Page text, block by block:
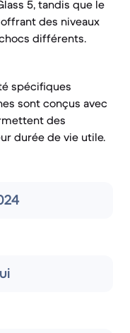
5, tandis que le
des niveaux
différents.
spécifiques
sont conçus avec
des
durée de vie utile.